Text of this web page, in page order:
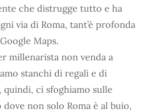
che distrugge tutto e ha
via di Roma, tant’è profonda
Maps.
millenarista non venda a
stanchi di regali e di
quindi, ci sfoghiamo sulle
non solo Roma è al buio,